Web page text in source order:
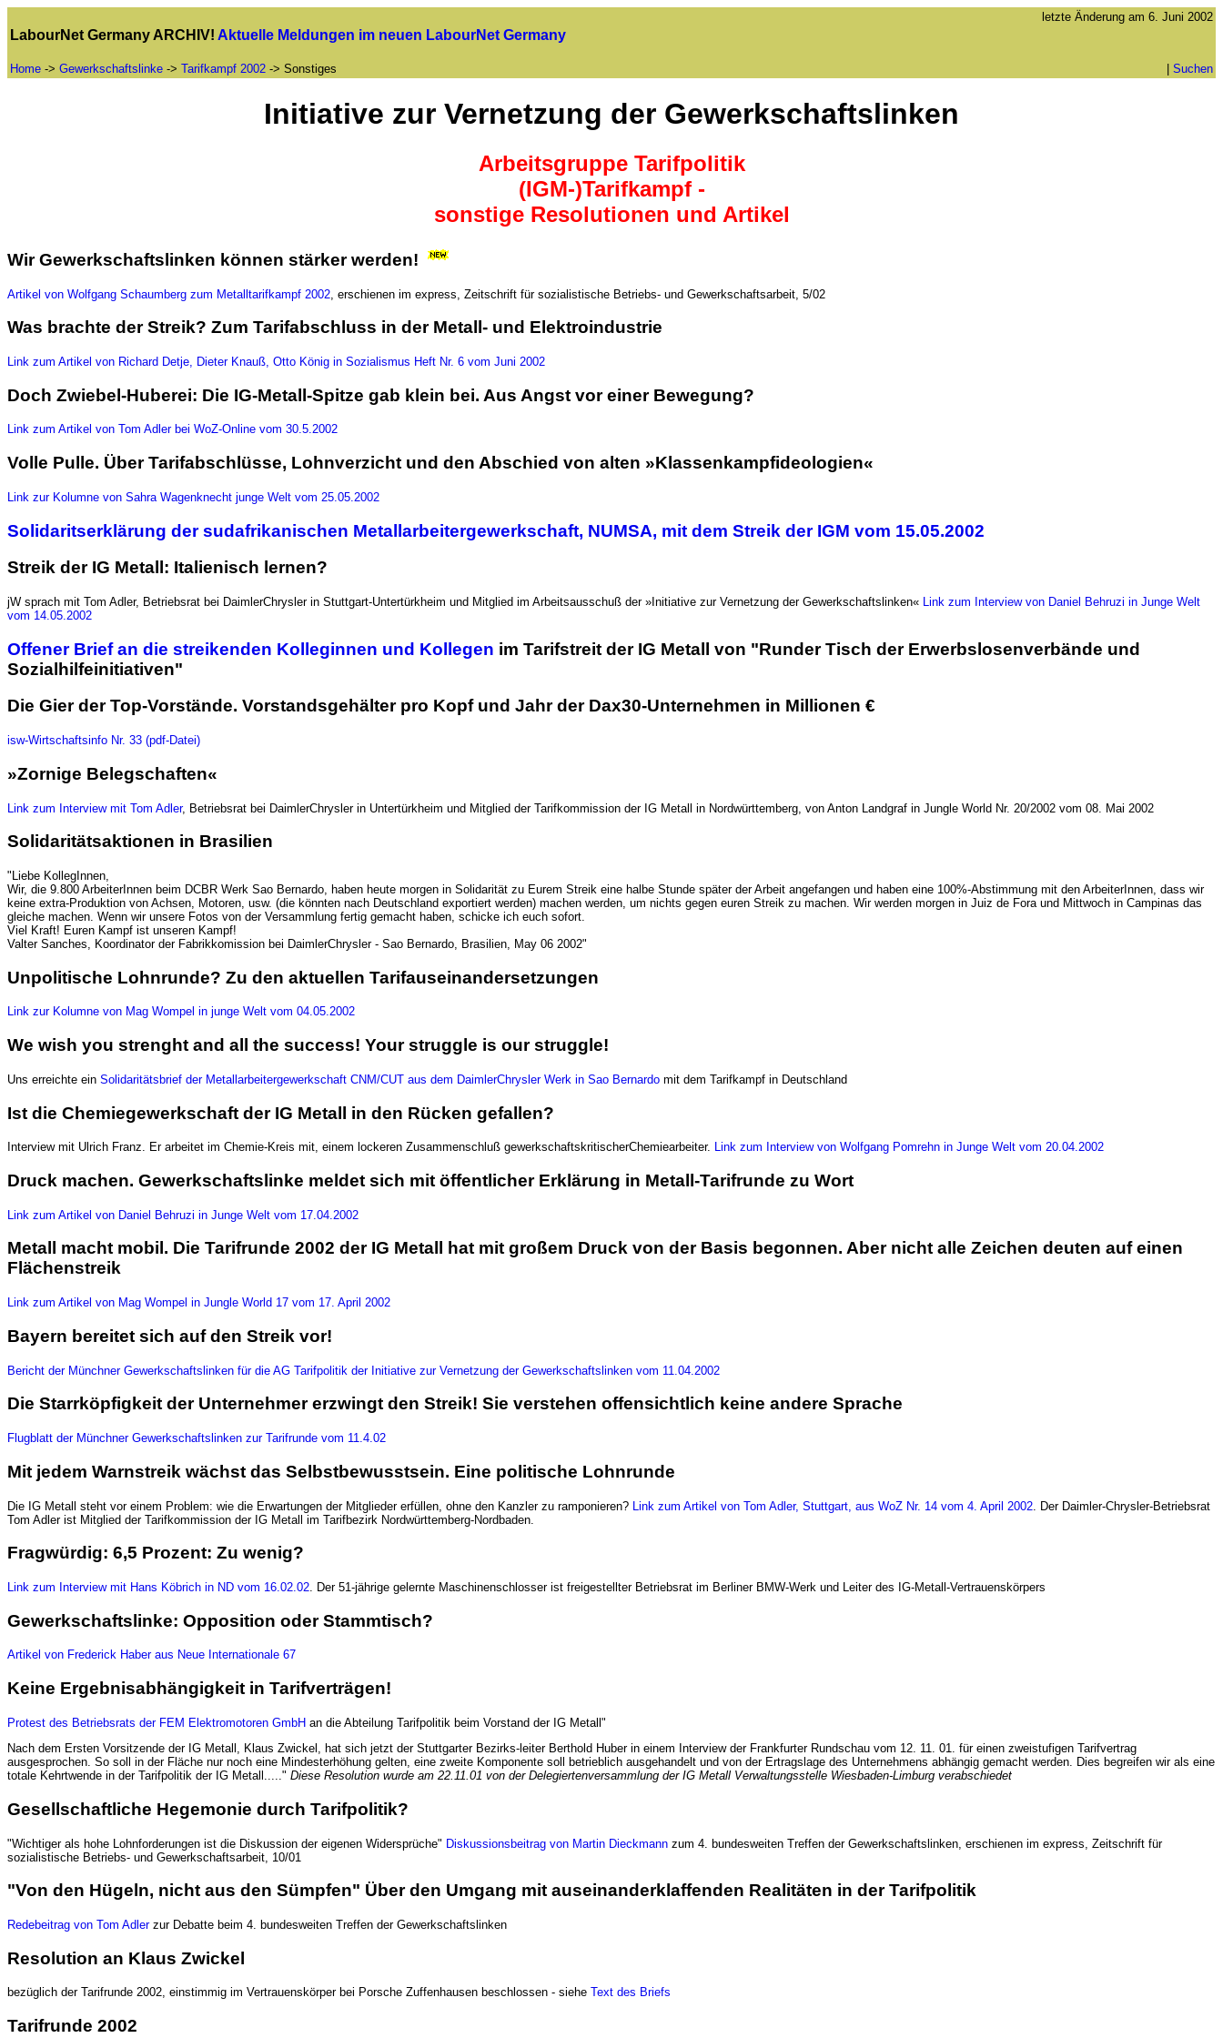
letzte Änderung am 6. Juni 2002
LabourNet Germany ARCHIV! Aktuelle Meldungen im neuen LabourNet Germany
Home -> Gewerkschaftslinke -> Tarifkampf 2002 -> Sonstiges Suchen
Initiative zur Vernetzung der Gewerkschaftslinken
Arbeitsgruppe Tarifpolitik
(IGM-)Tarifkampf -
sonstige Resolutionen und Artikel
Wir Gewerkschaftslinken können stärker werden!
Artikel von Wolfgang Schaumberg zum Metalltarifkampf 2002 , erschienen im express, Zeitschrift für sozialistische Betriebs- und Gewerkschaftsarbeit, 5/02
Was brachte der Streik? Zum Tarifabschluss in der Metall- und Elektroindustrie
Link zum Artikel von Richard Detje, Dieter Knauß, Otto König in Sozialismus Heft Nr. 6 vom Juni 2002
Doch Zwiebel-Huberei: Die IG-Metall-Spitze gab klein bei. Aus Angst vor einer Bewegung?
Link zum Artikel von Tom Adler bei WoZ-Online vom 30.5.2002
Volle Pulle. Über Tarifabschlüsse, Lohnverzicht und den Abschied von alten »Klassenkampfideologien«
Link zur Kolumne von Sahra Wagenknecht junge Welt vom 25.05.2002
Solidaritserklärung der sudafrikanischen Metallarbeitergewerkschaft, NUMSA, mit dem Streik der IGM vom 15.05.2002
Streik der IG Metall: Italienisch lernen?
jW sprach mit Tom Adler, Betriebsrat bei DaimlerChrysler in Stuttgart-Untertürkheim und Mitglied im Arbeitsausschuß der »Initiative zur Vernetzung der Gewerkschaftslinken«
Link zum Interview von Daniel Behruzi in Junge Welt
vom 14.05.2002
Offener Brief an die streikenden Kolleginnen und Kollegen im Tarifstreit der IG Metall von "Runder Tisch der Erwerbslosenverbände und
Sozialhilfeinitiativen"
Die Gier der Top-Vorstände. Vorstandsgehälter pro Kopf und Jahr der Dax30-Unternehmen in Millionen €
isw-Wirtschaftsinfo Nr. 33 (pdf-Datei)
»Zornige Belegschaften«
Link zum Interview mit Tom Adler, Betriebsrat bei DaimlerChrysler in Untertürkheim und Mitglied der Tarifkommission der IG Metall in Nordwürttemberg, von Anton Landgraf in Jungle World Nr. 20/2002 vom 08. Mai 2002
Solidaritätsaktionen in Brasilien
"Liebe KollegInnen,
Wir, die 9.800 ArbeiterInnen beim DCBR Werk Sao Bernardo, haben heute morgen in Solidarität zu Eurem Streik eine halbe Stunde später der Arbeit angefangen und haben eine 100%-Abstimmung mit den ArbeiterInnen, dass wir
keine extra-Produktion von Achsen, Motoren, usw. (die könnten nach Deutschland exportiert werden) machen werden, um nichts gegen euren Streik zu machen. Wir werden morgen in Juiz de Fora und Mittwoch in Campinas das
gleiche machen. Wenn wir unsere Fotos von der Versammlung fertig gemacht haben, schicke ich euch sofort.
Viel Kraft! Euren Kampf ist unseren Kampf!
Valter Sanches, Koordinator der Fabrikkomission bei DaimlerChrysler - Sao Bernardo, Brasilien, May 06 2002"
Unpolitische Lohnrunde? Zu den aktuellen Tarifauseinandersetzungen
Link zur Kolumne von Mag Wompel in junge Welt vom 04.05.2002
We wish you strenght and all the success! Your struggle is our struggle!
Uns erreichte ein Solidaritätsbrief der Metallarbeitergewerkschaft CNM/CUT aus dem DaimlerChrysler Werk in Sao Bernardo mit dem Tarifkampf in Deutschland
Ist die Chemiegewerkschaft der IG Metall in den Rücken gefallen?
Interview mit Ulrich Franz. Er arbeitet im Chemie-Kreis mit, einem lockeren Zusammenschluß gewerkschaftskritischerChemiearbeiter. Link zum Interview von Wolfgang Pomrehn in Junge Welt vom 20.04.2002
Druck machen. Gewerkschaftslinke meldet sich mit öffentlicher Erklärung in Metall-Tarifrunde zu Wort
Link zum Artikel von Daniel Behruzi in Junge Welt vom 17.04.2002
Metall macht mobil. Die Tarifrunde 2002 der IG Metall hat mit großem Druck von der Basis begonnen. Aber nicht alle Zeichen deuten auf einen
Flächenstreik
Link zum Artikel von Mag Wompel in Jungle World 17 vom 17. April 2002
Bayern bereitet sich auf den Streik vor!
Bericht der Münchner Gewerkschaftslinken für die AG Tarifpolitik der Initiative zur Vernetzung der Gewerkschaftslinken vom 11.04.2002
Die Starrköpfigkeit der Unternehmer erzwingt den Streik! Sie verstehen offensichtlich keine andere Sprache
Flugblatt der Münchner Gewerkschaftslinken zur Tarifrunde vom 11.4.02
Mit jedem Warnstreik wächst das Selbstbewusstsein. Eine politische Lohnrunde
Die IG Metall steht vor einem Problem: wie die Erwartungen der Mitglieder erfüllen, ohne den Kanzler zu ramponieren? Link zum Artikel von Tom Adler, Stuttgart, aus WoZ Nr. 14 vom 4. April 2002 . Der Daimler-Chrysler-Betriebsrat
Tom Adler ist Mitglied der Tarifkommission der IG Metall im Tarifbezirk Nordwürttemberg-Nordbaden.
Fragwürdig: 6,5 Prozent: Zu wenig?
Link zum Interview mit Hans Köbrich in ND vom 16.02.02 . Der 51-jährige gelernte Maschinenschlosser ist freigestellter Betriebsrat im Berliner BMW-Werk und Leiter des IG-Metall-Vertrauenskörpers
Gewerkschaftslinke: Opposition oder Stammtisch?
Artikel von Frederick Haber aus Neue Internationale 67
Keine Ergebnisabhängigkeit in Tarifverträgen!
Protest des Betriebsrats der FEM Elektromotoren GmbH an die Abteilung Tarifpolitik beim Vorstand der IG Metall"
Nach dem Ersten Vorsitzende der IG Metall, Klaus Zwickel, hat sich jetzt der Stuttgarter Bezirks-leiter Berthold Huber in einem Interview der Frankfurter Rundschau vom 12. 11. 01. für einen zweistufigen Tarifvertrag
ausgesprochen. So soll in der Fläche nur noch eine Mindesterhöhung gelten, eine zweite Komponente soll betrieblich ausgehandelt und von der Ertragslage des Unternehmens abhängig gemacht werden. Dies begreifen wir als eine
totale Kehrtwende in der Tarifpolitik der IG Metall....." Diese Resolution wurde am 22.11.01 von der Delegiertenversammlung der IG Metall Verwaltungsstelle Wiesbaden-Limburg verabschiedet
Gesellschaftliche Hegemonie durch Tarifpolitik?
"Wichtiger als hohe Lohnforderungen ist die Diskussion der eigenen Widersprüche" Diskussionsbeitrag von Martin Dieckmann zum 4. bundesweiten Treffen der Gewerkschaftslinken, erschienen im express, Zeitschrift für
sozialistische Betriebs- und Gewerkschaftsarbeit, 10/01
"Von den Hügeln, nicht aus den Sümpfen" Über den Umgang mit auseinanderklaffenden Realitäten in der Tarifpolitik
Redebeitrag von Tom Adlerzur Debatte beim 4. bundesweiten Treffen der Gewerkschaftslinken
Resolution an Klaus Zwickel
bezüglich der Tarifrunde 2002, einstimmig im Vertrauenskörper bei Porsche Zuffenhausen beschlossen - siehe Text des Briefs
Tarifrunde 2002